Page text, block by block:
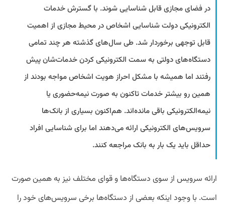
در فضای مجازی قابل شناسایی شوند. با گسترش خدمات
الکترونیکی دولت شناسایی اشخاص در محیط مجازی از اهمیت
قابل توجهی برخوردار شد. طی سال‌های گذشته هر چند تمامی
دستگاه‌های دولتی به سمت الکترونیکی کردن خدمات‌شان پیش
رفتند اما همیشه با مشکل احراز هویت اشخاص مواجه بودند از
همین رو بیشتر خدمات تاکنون به صورت نیمه‌حضوری یا
نیمه‌الکترونیکی باقی مانده‌اند. هم‌اکنون بسیاری از بانک‌ها
سرویس‌های الکترونیکی ارائه می‌دهند اما برای شناسایی افراد
حداقل باید یک بار به بانک مراجعه کنند.
ارائه سرویس از سوی دستگاه‌ها و قوای مختلف نیز به همین صورت
است. با وجود اینکه بعضی از دستگاه‌ها برخی سرویس‌های خود را